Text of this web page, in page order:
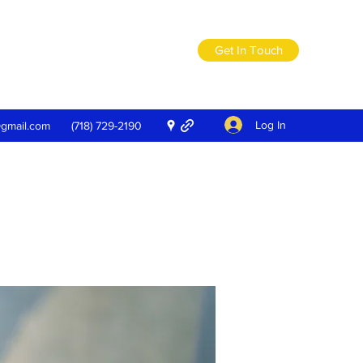
Get In Touch
(718) 729-2190 Log In